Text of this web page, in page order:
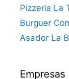
Pizzeria La
Burguer
Asador La
Empresas